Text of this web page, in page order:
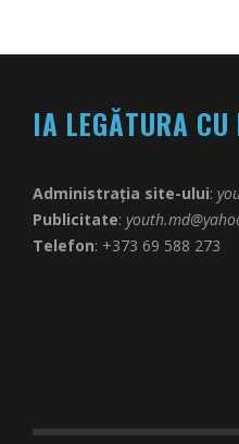
IA LEGĂTURA
Administrația site-ului:
Publicitate:
Telefon: +373 69 588 273